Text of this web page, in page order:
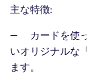
主な特徴:
カードを使
いオリジナルな
ます。